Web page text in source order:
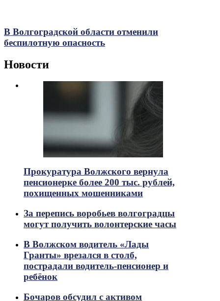
В Волгоградской области отменили
беспилотную опасность
Новости
Прокуратура Волжского вернула
пенсионерке более 200 тыс. рублей,
похищенных мошенниками
За перепись воробьев волгоградцы
могут получить волонтерские часы
В Волжском водитель «Лады
Гранты» врезался в столб,
пострадали водитель-пенсионер и
ребёнок
Бочаров обсудил с активом